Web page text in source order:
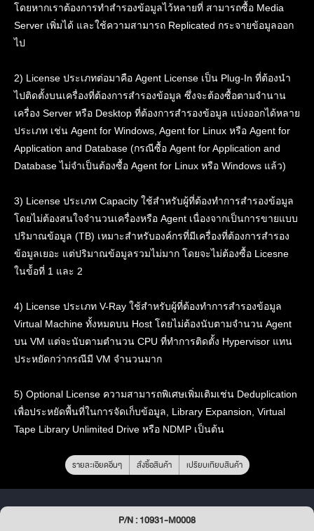
โดยหากเราต้องการทำสำรองข้อมูลไว้หลายที่ สามารถซื้อ Media
Server เพิ่มได้ และใช้ความสามารถ Replicated กระจายข้อมูลออก
ไป
2) License ประเภทต่อมาคือ Agent License เป็น Plug-In ที่ต้องนำ
ไปติดตั้งบนเครื่องที่ต้องการสำรองข้อมูล ซึ่งจะต้องซื้อตามจำนาน
เครื่อง Server หรือ Desktop ที่ต้องการสำรองข้อมูล แบ่งออกได้หลาย
ประเภท เช่น Agent for Windows, Agent for Linux หรือ Agent for
Application and Database (กรณีซื้อ Agent for Application and
Database ไม่จำเป็นต้องซื้อ Agent for Linux หรือ Windows แล้ว)
3) License ประเภท Capacity ใช้สำหรับผู้ที่ต้องทำการสำรองข้อมูล
โดยไม่ต้องสนใจจำนวนเครื่องหรือ Agent เนื่องจากเป็นการขายแบบ
ปริมาณข้อมูล (TB) เหมาะสำหรับองค์กรที่มีเครื่องที่ต้องการสำรอง
ข้อมูลเยอะ แต่ปริมาณข้อมูลรวมไม่มาก โดยจะไม่ต้องซื้อ Licesne
ในข้้อที่ 1 และ 2
4) License ประเภท V-Ray ใช้สำหรับผู้ที่ต้องทำการสำรองข้อมูล
Virtual Machine ทั้งหมดบน Host โดยไม่ต้องนับตามจำนวน Agent
บน VM แต่จะนับตามตำนวน CPU ที่ทำการติดตั้ง Hypervisor แทน
ประหยัดกว่ากรณีมี VM จำนวนมาก
5) Optional License ความสามารถพิเศษเพิ่มเติมเช่น Deduplication
เพื่อประหยัดพื้นที่ในการจัดเก็บข้อมูล, Library Expansion, Virtual
Tape Library Unlimited Drive หรือ NDMP เป็นต้น
รายละเอียดอื่นๆ สั่งซื้อสินค้า เปรียบเทียบสินค้า
P/N : 10931-M0008